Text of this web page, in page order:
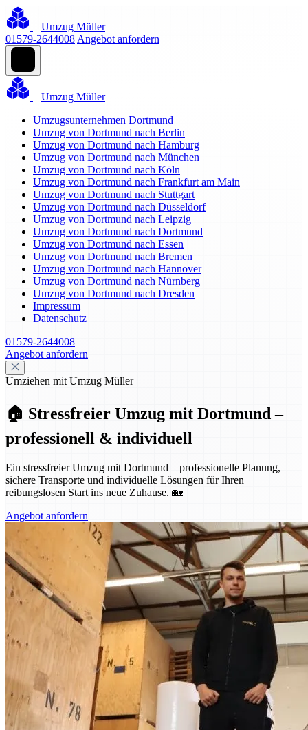
Umzug Müller
01579-2644008 Angebot anfordern
Umzug Müller
Umzugsunternehmen Dortmund
Umzug von Dortmund nach Berlin
Umzug von Dortmund nach Hamburg
Umzug von Dortmund nach München
Umzug von Dortmund nach Köln
Umzug von Dortmund nach Frankfurt am Main
Umzug von Dortmund nach Stuttgart
Umzug von Dortmund nach Düsseldorf
Umzug von Dortmund nach Leipzig
Umzug von Dortmund nach Dortmund
Umzug von Dortmund nach Essen
Umzug von Dortmund nach Bremen
Umzug von Dortmund nach Hannover
Umzug von Dortmund nach Nürnberg
Umzug von Dortmund nach Dresden
Impressum
Datenschutz
01579-2644008
Angebot anfordern
Umziehen mit Umzug Müller
🏠 Stressfreier Umzug mit Dortmund –
professionell & individuell
Ein stressfreier Umzug mit Dortmund – professionelle Planung,
sichere Transporte und individuelle Lösungen für Ihren
reibungslosen Start ins neue Zuhause. 🏡
Angebot anfordern